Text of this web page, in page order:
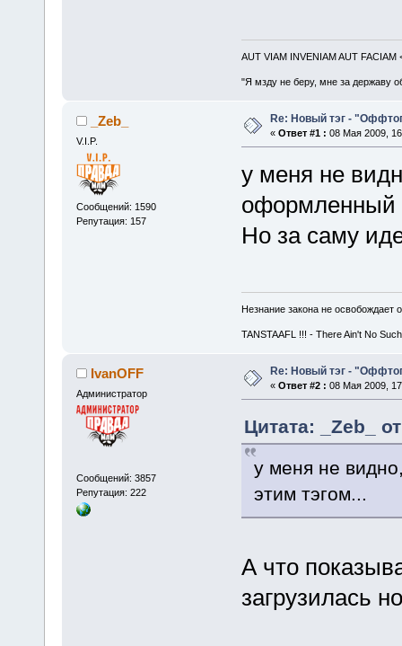
AUT VIAM INVENIAM AUT FACIAM
"Я мзду не беру, мне за державу
_Zeb_
V.I.P.
Сообщений: 1590
Репутация: 157
Re: Новый тэг -
« Ответ #1 : 08 Мая 2009,
у меня не
оформленный
Но за саму
Незнание закона не освобождает
TANSTAAFL !!! - There Ain't No
IvanOFF
Администратор
Сообщений: 3857
Репутация: 222
Re: Новый тэг -
« Ответ #2 : 08 Мая 2009,
Цитата: _Zeb_
у меня не
этим тэгом...
А что
загрузилась